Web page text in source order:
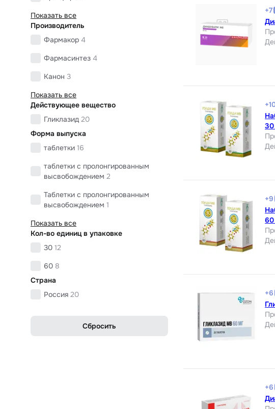
Показать все
Производитель
Фармакор 4
Фармасинтез 4
Канон 3
Показать все
Действующее вещество
Гликлазид 20
Форма выпуска
таблетки 16
таблетки с пролонгированным
высвобождением 2
Таблетки с пролонгированным
высвобождением 1
Показать все
Кол-во единиц в упаковке
30 12
60 8
Страна
Россия 20
Сбросить
+7
+
+9
+6
+6